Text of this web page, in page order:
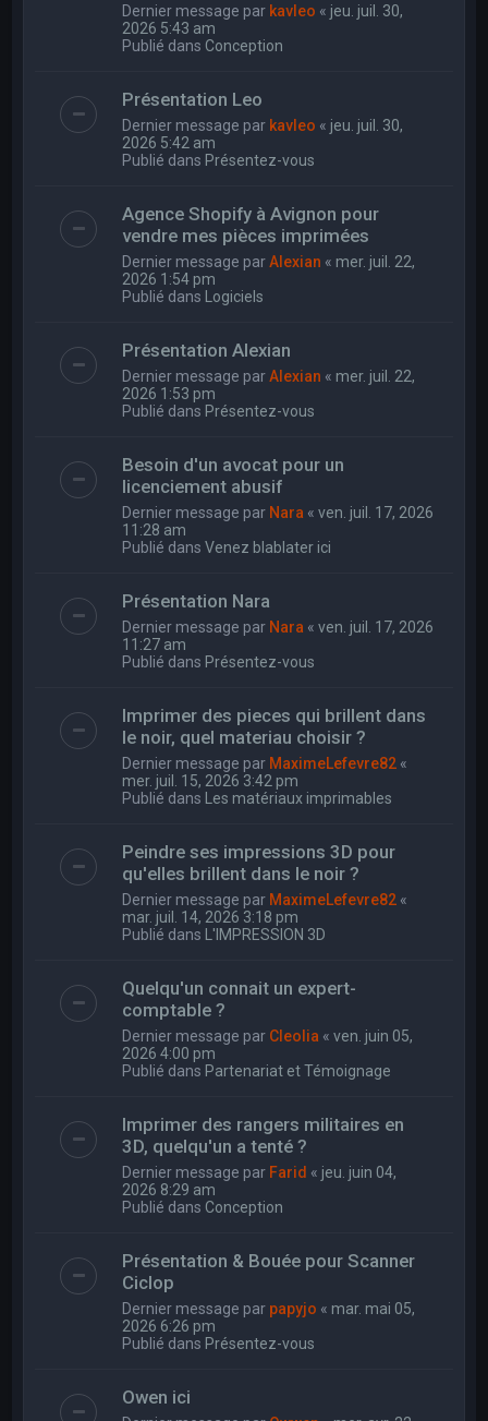
Dernier message par kavleo « jeu. juil. 30,
2026 5:43 am
Publié dans Conception
Présentation Leo
Dernier message par kavleo « jeu. juil. 30,
2026 5:42 am
Publié dans Présentez-vous
Agence Shopify à Avignon pour
vendre mes pièces imprimées
Dernier message parAlexian « mer. juil. 22,
2026 1:54 pm
Publié dans Logiciels
Présentation Alexian
Dernier message parAlexian « mer. juil. 22,
2026 1:53 pm
Publié dans Présentez-vous
Besoin d'un avocat pour un
licenciement abusif
Dernier message par Nara «ven. juil. 17, 2026
11:28 am
Publié dansVenez blablater ici
Présentation Nara
Dernier message par Nara «ven. juil. 17, 2026
11:27 am
Publié dans Présentez-vous
Imprimer des pieces qui brillent dans
le noir, quel materiau choisir ?
Dernier message par MaximeLefevre82 «
mer. juil. 15, 2026 3:42 pm
Publié dans Les matériaux imprimables
Peindre ses impressions 3D pour
qu'elles brillent dans le noir ?
Dernier message par MaximeLefevre82 «
mar. juil. 14, 2026 3:18 pm
Publié dans L'IMPRESSION 3D
Quelqu'un connait un expert-
comptable ?
Dernier message par Cleolia «ven. juin 05,
2026 4:00 pm
Publié dans Partenariat et Témoignage
Imprimer des rangers militaires en
3D, quelqu'un a tenté ?
Dernier message par Farid « jeu. juin 04,
2026 8:29 am
Publié dans Conception
Présentation & Bouée pour Scanner
Ciclop
Dernier message par papyjo « mar. mai 05,
2026 6:26 pm
Publié dans Présentez-vous
Owen ici